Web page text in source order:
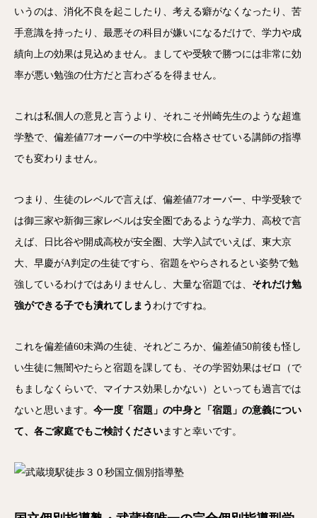
いうのは、消化不良を起こしたり、考える癖がなくなったり、苦
手意識を持ったり、最悪その科目が嫌いになるだけで、学力や成
績向上の効果は見込めません。ましてや受験で勝つには非常に効
率が悪い勉強の仕方だと言わざるを得ません。
これは私個人の意見と言うより、それこそ州崎先生のような超進
学塾で、偏差値77オーバーの中学校に合格させている講師の指導
でも変わりません。
つまり、生徒のレベルで言えば、偏差値77オーバー、中学受験で
は御三家や新御三家レベルは安全圏であるような学力、高校で言
えば、日比谷や開成高校が安全圏、大学入試でいえば、東大京
大、早慶がA判定の生徒ですら、宿題をやらされるとい姿勢で勉
強しているわけではありませんし、大量な宿題では、 それだけ勉
強ができる子でも潰れてしまう わけですね。
これを偏差値60未満の生徒、それどころか、偏差値50前後も怪し
い生徒に無闇やたらと宿題を課しても、その学習効果はゼロ（で
もましなくらいで、マイナス効果しかない）といっても過言では
ないと思います。 今一度「宿題」の中身と「宿題」の意義につい
て、各ご家庭でもご検討くださいますと幸いです。